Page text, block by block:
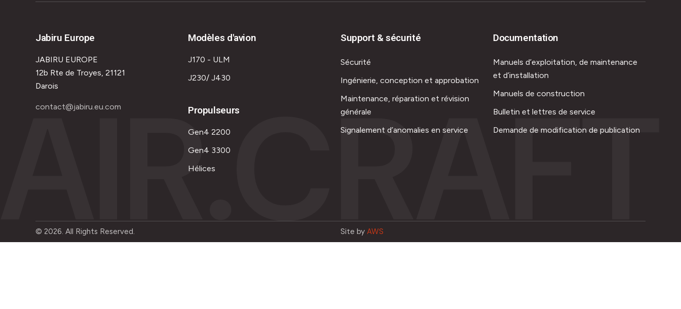
Jabiru Europe
JABIRU EUROPE
12b Rte de Troyes, 21121
Darois
contact@jabiru.eu.com
Modèles d'avion
J170 - ULM
J230/ J430
Propulseurs
Gen4 2200
Gen4 3300
Hélices
Support & sécurité
Sécurité
Ingénierie, conception et approbation
Maintenance, réparation et révision
générale
Signalement d’anomalies en service
Documentation
Manuels d’exploitation, de maintenance
et d’installation
Manuels de construction
Bulletin et lettres de service
Demande de modification de publication
AIR.CRAFT
© 2026. All Rights Reserved. Site by AWS